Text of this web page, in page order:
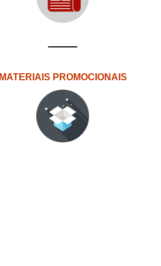
MATERIAIS PROMOCIONAIS